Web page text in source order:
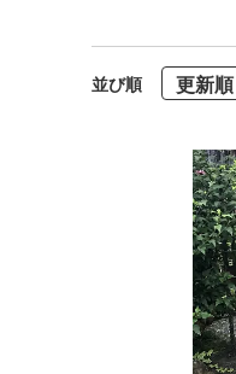
並び順 更新順